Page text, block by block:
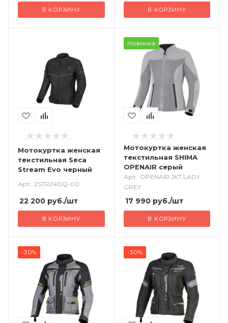
В КОРЗИНУ В КОРЗИНУ
Мотокуртка женская
текстильная Seca
Stream Evo черный
Арт.: 2STR24DQ-00
22 200 руб./шт
В КОРЗИНУ
Новинка
Мотокуртка женская
текстильная SHIMA
OPENAIR серый
Арт.: OPENAIR JKT LADY
GREY
17 990руб./шт
В КОРЗИНУ
-30% -30%